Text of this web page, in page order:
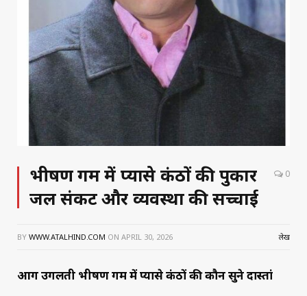
भीषण गर्मी में प्यासे कंठों की पुकार
जल संकट और व्यवस्था की सच्चाई
0
BY WWW.ATALHIND.COM ON APRIL 30, 2026 लेख
आग उगलती भीषण गर्मी में प्यासे कंठों की कौन सुने दास्तां